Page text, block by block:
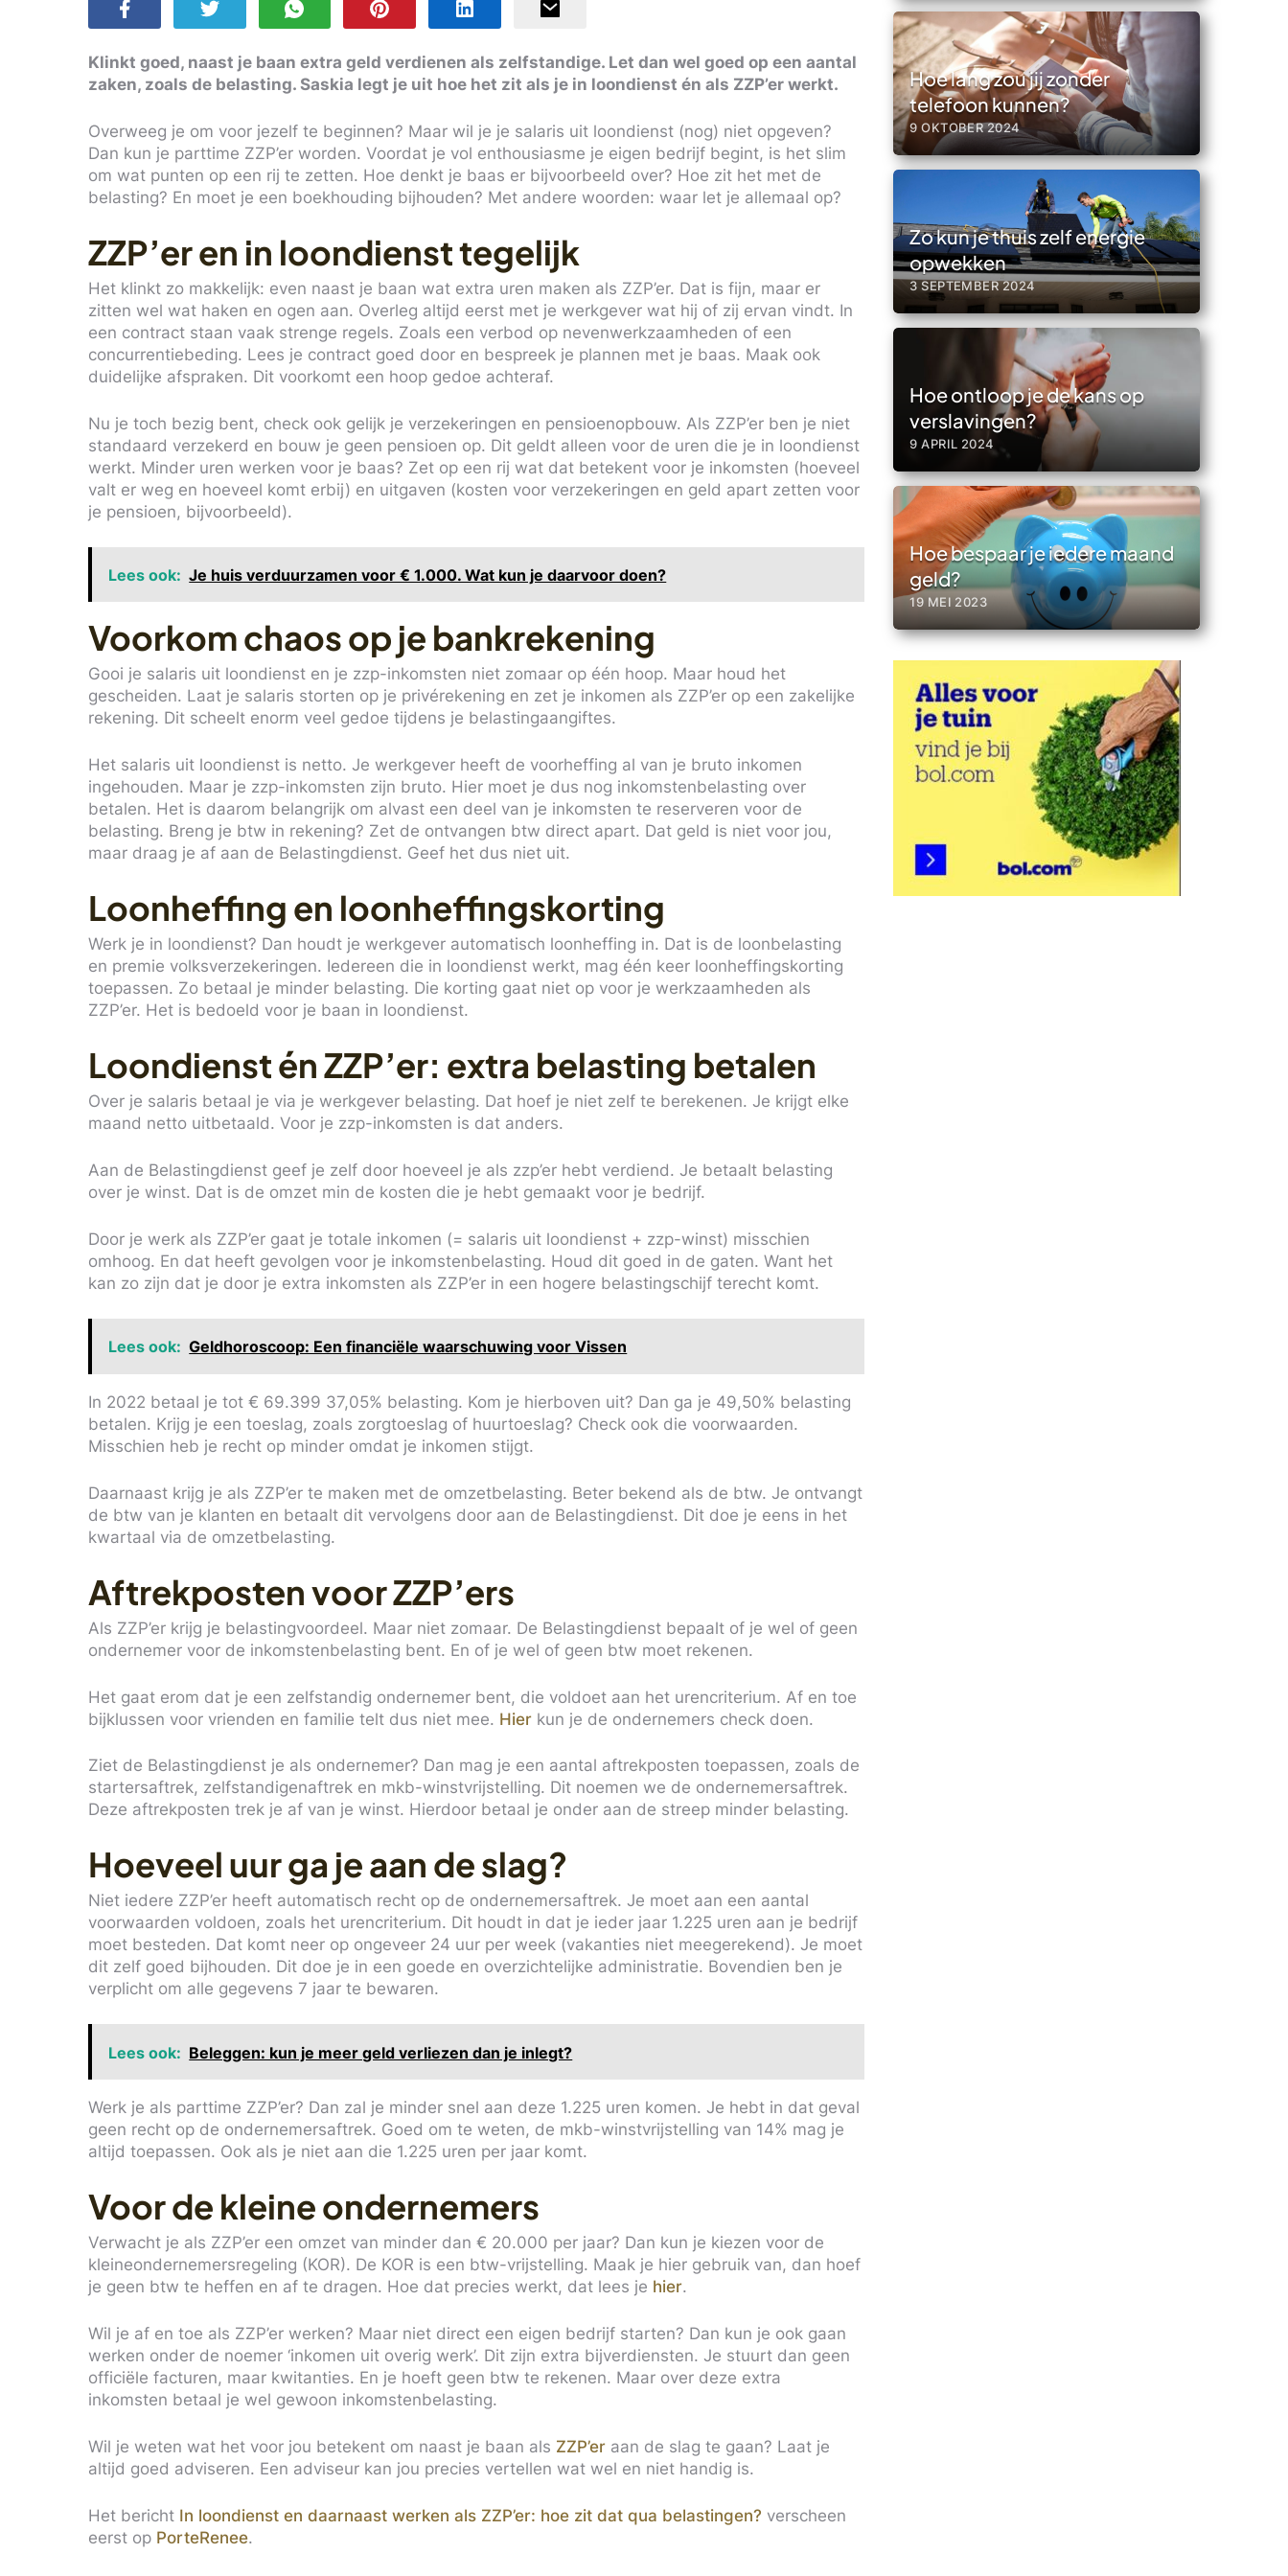
Klinkt goed, naast je baan extra geld verdienen als zelfstandige. Let dan wel goed op een aantal
zaken, zoals de belasting. Saskia legt je uit hoe het zit als je in loondienst én als ZZP’er werkt.
Overweeg je om voor jezelf te beginnen? Maar wil je je salaris uit loondienst (nog) niet opgeven?
Dan kun je parttime ZZP’er worden. Voordat je vol enthousiasme je eigen bedrijf begint, is het slim
om wat punten op een rij te zetten. Hoe denkt je baas er bijvoorbeeld over? Hoe zit het met de
belasting? En moet je een boekhouding bijhouden? Met andere woorden: waar let je allemaal op?
ZZP’er en in loondienst tegelijk
Het klinkt zo makkelijk: even naast je baan wat extra uren maken als ZZP’er. Dat is fijn, maar er
zitten wel wat haken en ogen aan. Overleg altijd eerst met je werkgever wat hij of zij ervan vindt. In
een contract staan vaak strenge regels. Zoals een verbod op nevenwerkzaamheden of een
concurrentiebeding. Lees je contract goed door en bespreek je plannen met je baas. Maak ook
duidelijke afspraken. Dit voorkomt een hoop gedoe achteraf.
Nu je toch bezig bent, check ook gelijk je verzekeringen en pensioenopbouw. Als ZZP’er ben je niet
standaard verzekerd en bouw je geen pensioen op. Dit geldt alleen voor de uren die je in loondienst
werkt. Minder uren werken voor je baas? Zet op een rij wat dat betekent voor je inkomsten (hoeveel
valt er weg en hoeveel komt erbij) en uitgaven (kosten voor verzekeringen en geld apart zetten voor
je pensioen, bijvoorbeeld).
Lees ook: Je huis verduurzamen voor € 1.000. Wat kun je daarvoor doen?
Voorkom chaos op je bankrekening
Gooi je salaris uit loondienst en je zzp-inkomsten niet zomaar op één hoop. Maar houd het
gescheiden. Laat je salaris storten op je privérekening en zet je inkomen als ZZP’er op een zakelijke
rekening. Dit scheelt enorm veel gedoe tijdens je belastingaangiftes.
Het salaris uit loondienst is netto. Je werkgever heeft de voorheffing al van je bruto inkomen
ingehouden. Maar je zzp-inkomsten zijn bruto. Hier moet je dus nog inkomstenbelasting over
betalen. Het is daarom belangrijk om alvast een deel van je inkomsten te reserveren voor de
belasting. Breng je btw in rekening? Zet de ontvangen btw direct apart. Dat geld is niet voor jou,
maar draag je af aan de Belastingdienst. Geef het dus niet uit.
Loonheffing en loonheffingskorting
Werk je in loondienst? Dan houdt je werkgever automatisch loonheffing in. Dat is de loonbelasting
en premie volksverzekeringen. Iedereen die in loondienst werkt, mag één keer loonheffingskorting
toepassen. Zo betaal je minder belasting. Die korting gaat niet op voor je werkzaamheden als
ZZP’er. Het is bedoeld voor je baan in loondienst.
Loondienst én ZZP’er: extra belasting betalen
Over je salaris betaal je via je werkgever belasting. Dat hoef je niet zelf te berekenen. Je krijgt elke
maand netto uitbetaald. Voor je zzp-inkomsten is dat anders.
Aan de Belastingdienst geef je zelf door hoeveel je als zzp’er hebt verdiend. Je betaalt belasting
over je winst. Dat is de omzet min de kosten die je hebt gemaakt voor je bedrijf.
Door je werk als ZZP’er gaat je totale inkomen (= salaris uit loondienst + zzp-winst) misschien
omhoog. En dat heeft gevolgen voor je inkomstenbelasting. Houd dit goed in de gaten. Want het
kan zo zijn dat je door je extra inkomsten als ZZP’er in een hogere belastingschijf terecht komt.
Lees ook: Geldhoroscoop: Een financiële waarschuwing voor Vissen
In 2022 betaal je tot € 69.399 37,05% belasting. Kom je hierboven uit? Dan ga je 49,50% belasting
betalen. Krijg je een toeslag, zoals zorgtoeslag of huurtoeslag? Check ook die voorwaarden.
Misschien heb je recht op minder omdat je inkomen stijgt.
Daarnaast krijg je als ZZP’er te maken met de omzetbelasting. Beter bekend als de btw. Je ontvangt
de btw van je klanten en betaalt dit vervolgens door aan de Belastingdienst. Dit doe je eens in het
kwartaal via de omzetbelasting.
Aftrekposten voor ZZP’ers
Als ZZP’er krijg je belastingvoordeel. Maar niet zomaar. De Belastingdienst bepaalt of je wel of geen
ondernemer voor de inkomstenbelasting bent. En of je wel of geen btw moet rekenen.
Het gaat erom dat je een zelfstandig ondernemer bent, die voldoet aan het urencriterium. Af en toe
bijklussen voor vrienden en familie telt dus niet mee. Hier kun je de ondernemers check doen.
Ziet de Belastingdienst je als ondernemer? Dan mag je een aantal aftrekposten toepassen, zoals de
startersaftrek, zelfstandigenaftrek en mkb-winstvrijstelling. Dit noemen we de ondernemersaftrek.
Deze aftrekposten trek je af van je winst. Hierdoor betaal je onder aan de streep minder belasting.
Hoeveel uur ga je aan de slag?
Niet iedere ZZP’er heeft automatisch recht op de ondernemersaftrek. Je moet aan een aantal
voorwaarden voldoen, zoals het urencriterium. Dit houdt in dat je ieder jaar 1.225 uren aan je bedrijf
moet besteden. Dat komt neer op ongeveer 24 uur per week (vakanties niet meegerekend). Je moet
dit zelf goed bijhouden. Dit doe je in een goede en overzichtelijke administratie. Bovendien ben je
verplicht om alle gegevens 7 jaar te bewaren.
Lees ook: Beleggen: kun je meer geld verliezen dan je inlegt?
Werk je als parttime ZZP’er? Dan zal je minder snel aan deze 1.225 uren komen. Je hebt in dat geval
geen recht op de ondernemersaftrek. Goed om te weten, de mkb-winstvrijstelling van 14% mag je
altijd toepassen. Ook als je niet aan die 1.225 uren per jaar komt.
Voor de kleine ondernemers
Verwacht je als ZZP’er een omzet van minder dan € 20.000 per jaar? Dan kun je kiezen voor de
kleineondernemersregeling (KOR). De KOR is een btw-vrijstelling. Maak je hier gebruik van, dan hoef
je geen btw te heffen en af te dragen. Hoe dat precies werkt, dat lees je hier.
Wil je af en toe als ZZP’er werken? Maar niet direct een eigen bedrijf starten? Dan kun je ook gaan
werken onder de noemer ‘inkomen uit overig werk’. Dit zijn extra bijverdiensten. Je stuurt dan geen
officiële facturen, maar kwitanties. En je hoeft geen btw te rekenen. Maar over deze extra
inkomsten betaal je wel gewoon inkomstenbelasting.
Wil je weten wat het voor jou betekent om naast je baan als ZZP’er aan de slag te gaan? Laat je
altijd goed adviseren. Een adviseur kan jou precies vertellen wat wel en niet handig is.
Het bericht In loondienst en daarnaast werken als ZZP’er: hoe zit dat qua belastingen? verscheen
eerst op PorteRenee.
Hoe lang zou jij zonder
telefoon kunnen?
9 OKTOBER 2024
Zo kun je thuis zelf energie
opwekken
3 SEPTEMBER 2024
Hoe ontloop je de kans op
verslavingen?
9 APRIL 2024
Hoe bespaar je iedere maand
geld?
19 MEI 2023